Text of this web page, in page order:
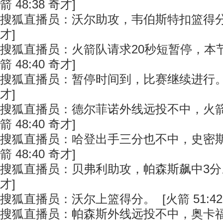
箭 48:38 奇才]
搜狐直播员：沃尔助攻，韦伯斯特扣篮得
才]
搜狐直播员：火箭队请求20秒短暂停，本
箭 48:40 奇才]
搜狐直播员：暂停时间到，比赛继续进行
才]
搜狐直播员：德尔菲诺外线远投不中，火
箭 48:40 奇才]
搜狐直播员：哈登出手三分也不中，史密
箭 48:40 奇才]
搜狐直播员：贝弗利助攻，帕森斯飙中3
才]
搜狐直播员：沃尔上篮得分。 [火箭
搜狐直播员：帕森斯外线远投不中，奥卡